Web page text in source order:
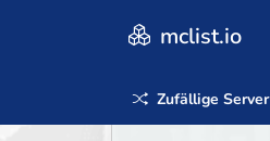
mclist.io
Zufällige Server